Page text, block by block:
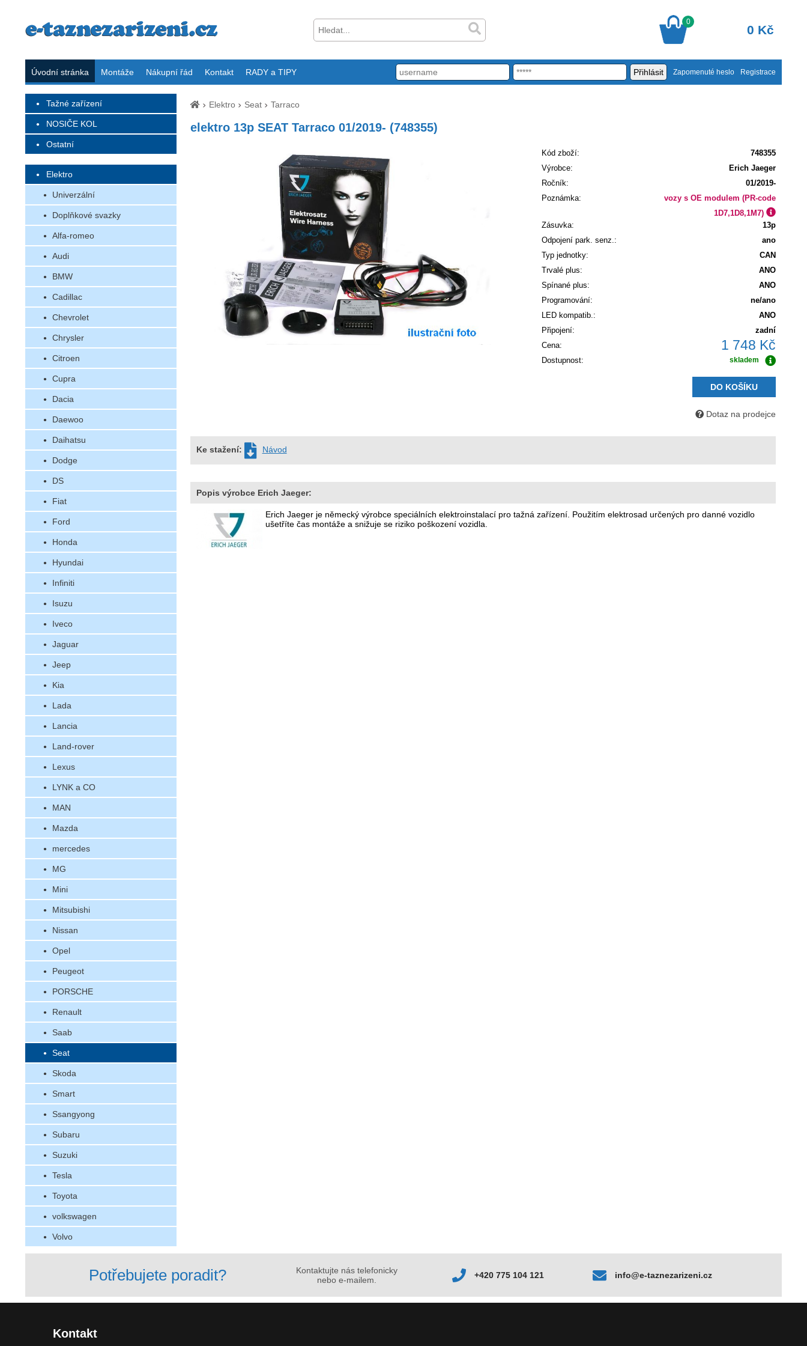
0
0 Kč
Úvodní stránka Montáže Nákupní řád Kontakt RADY a TIPY Zapomenuté heslo Registrace
Tažné zařízení
NOSIČE KOL
Ostatní
Elektro
Univerzální
Doplňkové svazky
Alfa-romeo
Audi
BMW
Cadillac
Chevrolet
Chrysler
Citroen
Cupra
Dacia
Daewoo
Daihatsu
Dodge
DS
Fiat
Ford
Honda
Hyundai
Infiniti
Isuzu
Iveco
Jaguar
Jeep
Kia
Lada
Lancia
Land-rover
Lexus
LYNK a CO
MAN
Mazda
mercedes
MG
Mini
Mitsubishi
Nissan
Opel
Peugeot
PORSCHE
Renault
Saab
Seat
Skoda
Smart
Ssangyong
Subaru
Suzuki
Tesla
Toyota
volkswagen
Volvo
Elektro Seat Tarraco
elektro 13p SEAT Tarraco 01/2019- (748355)
Kód zboží:
748355
Výrobce:
Erich Jaeger
Ročník:
01/2019-
Poznámka:
vozy s OE modulem (PR-code
1D7,1D8,1M7)
Zásuvka:
13p
Odpojení park. senz.:
ano
Typ jednotky:
CAN
Trvalé plus:
ANO
Spínané plus:
ANO
Programování:
ne/ano
LED kompatib.:
ANO
Připojení:
zadní
Cena:
1 748 Kč
Dostupnost: skladem
DO KOŠÍKU
Dotaz na prodejce
Ke stažení: Návod
Popis výrobce Erich Jaeger:
Erich Jaeger je německý výrobce speciálních elektroinstalací pro tažná zařízení. Použitím elektrosad určených pro danné vozidlo
ušetříte čas montáže a snižuje se riziko poškození vozidla.
Potřebujete poradit?
Kontaktujte nás telefonicky
nebo e-mailem.
+420 775 104 121 info@e-taznezarizeni.cz
Kontakt